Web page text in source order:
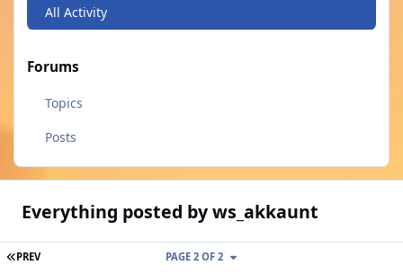
All Activity
Forums
Topics
Posts
Everything posted by ws_akkaunt
FIRST PAGE
PREV PAGE 2 OF 2